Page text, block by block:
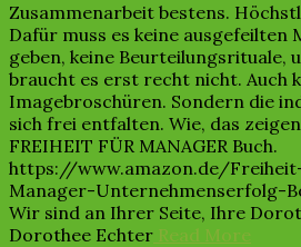
Zusammenarbeit bestens.
Dafür muss es keine ausgefeilten
geben, keine Beurteilungsrituale,
braucht es erst recht nicht. Auch
Imagebroschüren. Sondern die
sich frei entfalten. Wie, das
FREIHEIT FÜR MANAGER Buch.
https://www.amazon.de/
Manager-Unternehmenserfolg-
Wir sind an Ihrer Seite, Ihre
Dorothee Echter Read More